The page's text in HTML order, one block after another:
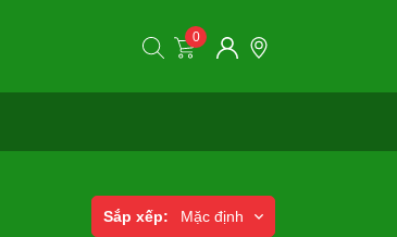
Liên hệ 0
Sắp xếp: Mặc định